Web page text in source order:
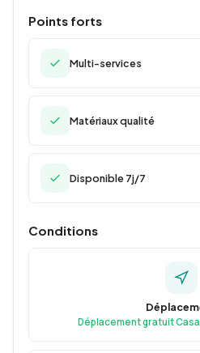
Points forts
Multi-services
Matériaux qualité
Disponible 7j/7
Conditions
Déplacement gratuit